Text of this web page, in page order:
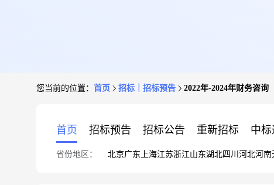
您当前的位置： 首页 招标｜招标预告 2022年-2024年财务咨询
首页 招标预告 招标公告 重新招标 中标
省份地区： 北京广东 上海江苏浙江山东湖北四川 河北河南